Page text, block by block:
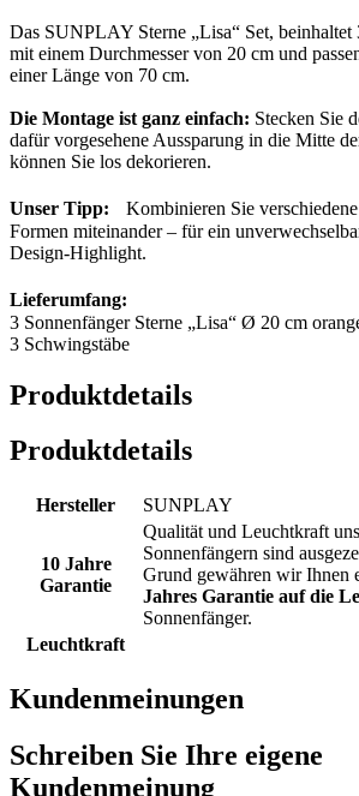
Das SUNPLAY Sterne „Lisa“ Set, beinhaltet
mit einem Durchmesser von 20 cm und
einer Länge von 70 cm.
Die Montage ist ganz einfach: Stecken Sie
dafür vorgesehene Aussparung in die Mitte
können Sie los dekorieren.
Unser Tipp: Kombinieren Sie
Formen miteinander – für ein
Design-Highlight.
Lieferumfang:
3 Sonnenfänger Sterne „Lisa“ Ø 20 cm
3 Schwingstäbe
Produktdetails
Produktdetails
Hersteller SUNPLAY
10 Jahre
Garantie
Qualität und Leuchtkraft
Sonnenfängern sind
Grund gewähren wir Ihnen
Jahres Garantie auf die
Sonnenfänger.
Leuchtkraft
Kundenmeinungen
Schreiben Sie Ihre eigene
Kundenmeinung